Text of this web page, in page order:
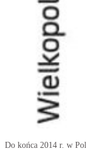
Do końca 2014 r. w